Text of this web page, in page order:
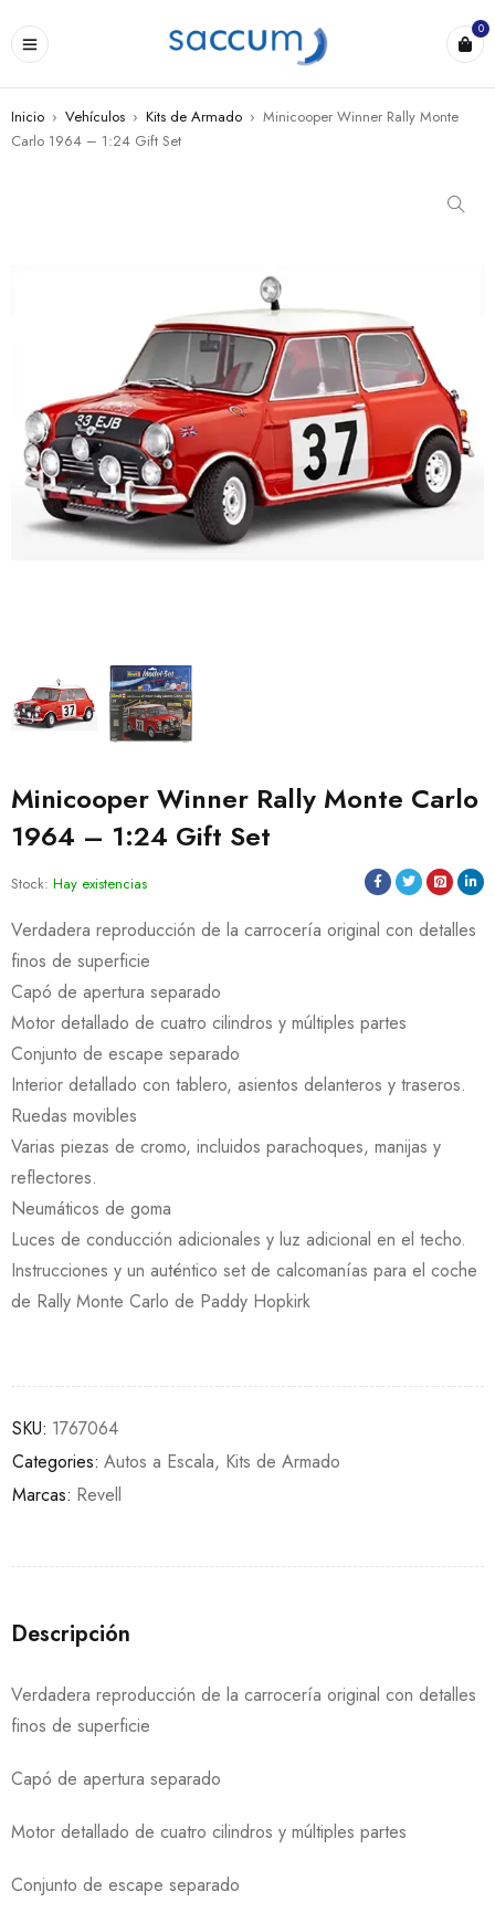
0
Inicio › Vehículos › Kits de Armado › Minicooper Winner Rally Monte
Carlo 1964 – 1:24 Gift Set
Minicooper Winner Rally Monte Carlo
1964 – 1:24 Gift Set
Stock: Hay existencias
Verdadera reproducción de la carrocería original con detalles
finos de superficie
Capó de apertura separado
Motor detallado de cuatro cilindros y múltiples partes
Conjunto de escape separado
Interior detallado con tablero, asientos delanteros y traseros.
Ruedas movibles
Varias piezas de cromo, incluidos parachoques, manijas y
reflectores.
Neumáticos de goma
Luces de conducción adicionales y luz adicional en el techo.
Instrucciones y un auténtico set de calcomanías para el coche
de Rally Monte Carlo de Paddy Hopkirk
SKU: 1767064
Categories: Autos a Escala, Kits de Armado
Marcas: Revell
Descripción
Verdadera reproducción de la carrocería original con detalles
finos de superficie
Capó de apertura separado
Motor detallado de cuatro cilindros y múltiples partes
Conjunto de escape separado